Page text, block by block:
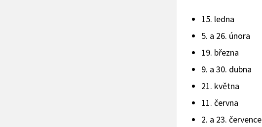
15. ledna
5. a 26. února
19. března
9. a 30. dubna
21. května
11. června
2. a 23. července